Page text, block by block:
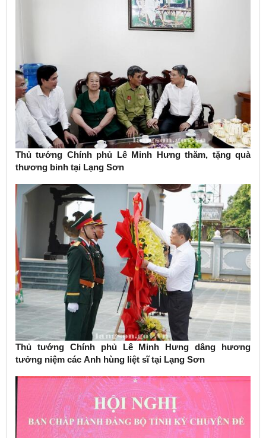
Thủ tướng Chính phủ Lê Minh Hưng thăm, tặng quà
thương binh tại Lạng Sơn
Thủ tướng Chính phủ Lê Minh Hưng dâng hương
tưởng niệm các Anh hùng liệt sĩ tại Lạng Sơn